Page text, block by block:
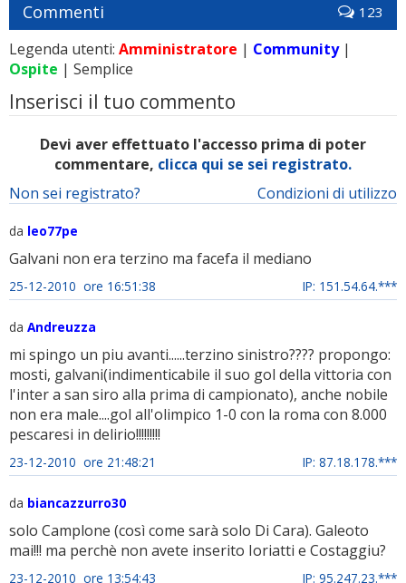
Commenti 123
Legenda utenti: Amministratore | Community|
Ospite | Semplice
Inserisci il tuo commento
Devi aver effettuato l'accesso prima di poter
commentare, clicca qui se sei registrato.
Condizioni di utilizzo
Non sei registrato?
da leo77pe
Galvani non era terzino ma facefa il mediano
25-12-2010 ore 16:51:38 IP: 151.54.64.***
da Andreuzza
mi spingo un piu avanti......terzino sinistro???? propongo:
mosti, galvani(indimenticabile il suo gol della vittoria con
l'inter a san siro alla prima di campionato), anche nobile
non era male....gol all'olimpico 1-0 con la roma con 8.000
pescaresi in delirio!!!!!!!!!
23-12-2010 ore 21:48:21 IP: 87.18.178.***
da biancazzurro30
solo Camplone (così come sarà solo Di Cara). Galeoto
mai!!! ma perchè non avete inserito Ioriatti e Costaggiu?
23-12-2010 ore 13:54:43 IP: 95.247.23.***